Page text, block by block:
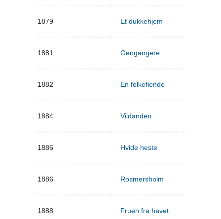
1879 Et dukkehjem
1881 Gengangere
1882 En folkefiende
1884 Vildanden
1886 Hvide heste
1886 Rosmersholm
1888 Fruen fra havet